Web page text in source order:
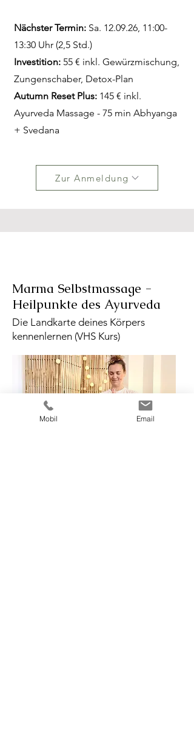
Nächster Termin: Sa. 12.09.26, 11:00-
13:30 Uhr (2,5 Std.)
Investition: 55 € inkl. Gewürzmischung,
Zungenschaber, Detox-Plan
Autumn Reset Plus: 145 € inkl.
Ayurveda Massage - 75 min Abhyanga
+ Svedana
Zur Anmeldung
Marma Selbstmassage -
Heilpunkte des Ayurveda
Die Landkarte deines Körpers
kennenlernen (VHS Kurs)
Mobil Email